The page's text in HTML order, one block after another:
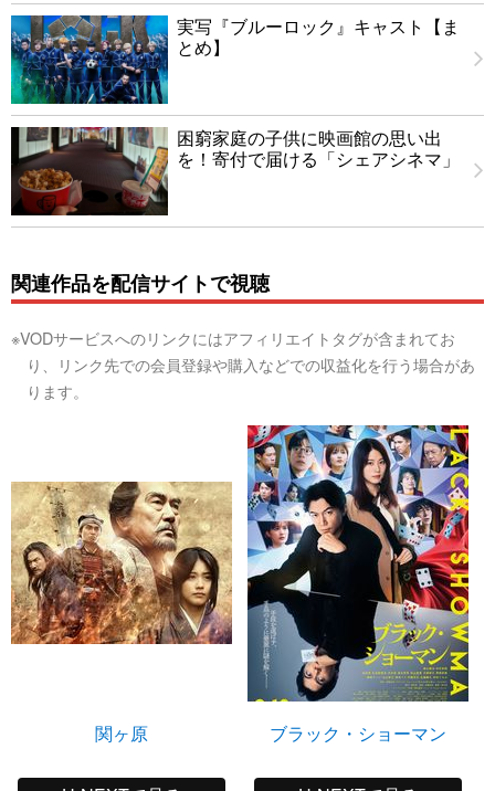
実写『ブルーロック』キャスト【ま
とめ】
困窮家庭の子供に映画館の思い出
を！寄付で届ける「シェアシネマ」
関連作品を配信サイトで視聴
※VODサービスへのリンクにはアフィリエイトタグが含まれてお
り、リンク先での会員登録や購入などでの収益化を行う場合があ
ります。
関ヶ原 ブラック・ショーマン